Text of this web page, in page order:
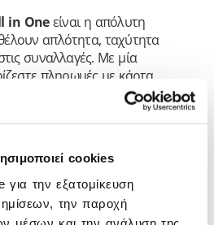
cookies
για την εξατομίκευση
την παροχή
in Oneείναι η απόλυτη
απλότητα, ταχύτητα
συναλλαγές. Με μία
πληρωμές με κάρτα,
και αποδείξεις και
με τη φορολογική
χρόνο, μειώνετε
επιχείρησής σας—με την
Net και της NBG Pay.